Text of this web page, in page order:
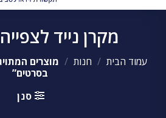
מקרן נייד
עמוד הבית / חנות / מוצרים
בסרטים”
סנן